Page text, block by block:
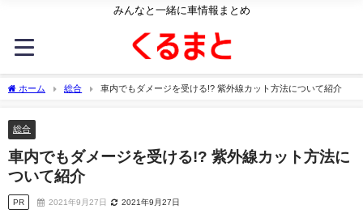
みんなと一緒に車情報まとめ
ホーム 総合 車内でもダメージを受ける!? 紫外線カット方法について紹介
総合
車内でもダメージを受ける!? 紫外線カット方法に
ついて紹介
PR 2021年9月27日 2021年9月27日